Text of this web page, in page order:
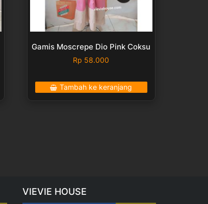
Gamis Moscrepe Dio Pink Coksu
Rp 58.000
Tambah ke keranjang
VIEVIE HOUSE